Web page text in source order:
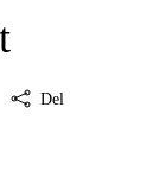
Del